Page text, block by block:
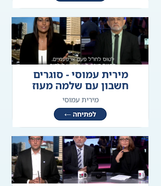
מירית עמוסי - סוגרים
חשבון עם שלמה מעוז
מירית עמוסי